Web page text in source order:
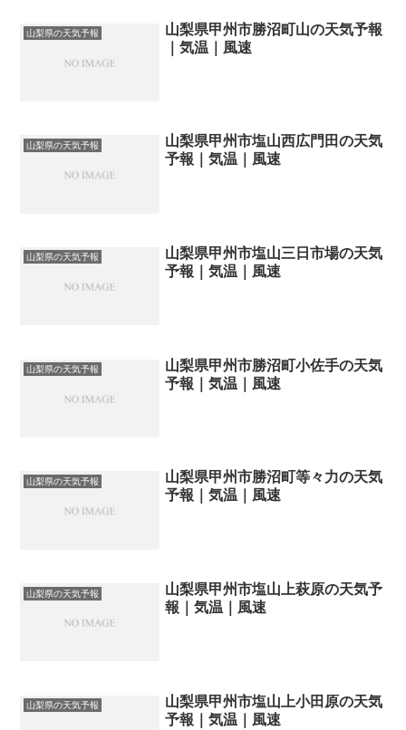
山梨県の天気予報
山梨県甲州市勝沼町山の天気予報
｜気温｜風速
山梨県の天気予報
山梨県甲州市塩山西広門田の天気
予報｜気温｜風速
山梨県の天気予報
山梨県甲州市塩山三日市場の天気
予報｜気温｜風速
山梨県の天気予報
山梨県甲州市勝沼町小佐手の天気
予報｜気温｜風速
山梨県の天気予報
山梨県甲州市勝沼町等々力の天気
予報｜気温｜風速
山梨県の天気予報
山梨県甲州市塩山上萩原の天気予
報｜気温｜風速
山梨県の天気予報
山梨県甲州市塩山上小田原の天気
予報｜気温｜風速